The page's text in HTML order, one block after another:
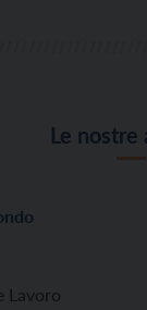
Le
Lavoro